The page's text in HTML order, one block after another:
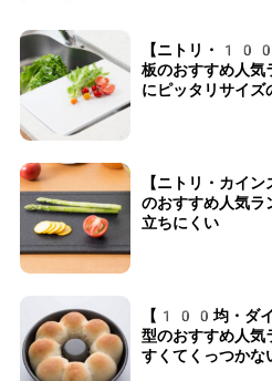
【ニトリ・100
板のおすすめ人
にピッタリサイズ
【ニトリ・カイ
のおすすめ人気
立ちにくい
【100均・ダイ
型のおすすめ人
すくてくっつかな